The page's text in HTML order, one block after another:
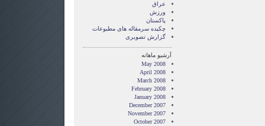
عراق
ورزش
پاکستان
چکیده سرمقاله های مطبوعات
گزارش تصويری
آرشیو ماهانه
May 2008
April 2008
March 2008
February 2008
January 2008
December 2007
November 2007
October 2007